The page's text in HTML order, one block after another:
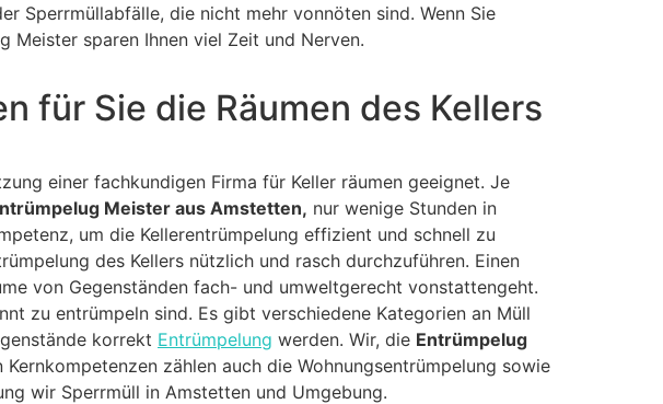
Sperrmüllabfälle, die nicht mehr vonnöten sind. Wenn Sie
Meister sparen Ihnen viel Zeit und Nerven.
für Sie die Räumen des Kellers
einer fachkundigen Firma für Keller räumen geeignet. Je
Meister aus Amstetten, nur wenige Stunden in
um die Kellerentrümpelung effizient und schnell zu
des Kellers nützlich und rasch durchzuführen. Einen
von Gegenständen fach- und umweltgerecht vonstattengeht.
zu entrümpeln sind. Es gibt verschiedene Kategorien an Müll
korrekt Entrümpelung werden. Wir, die Entrümpelug
zählen auch die Wohnungsentrümpelung sowie
wir Sperrmüll in Amstetten und Umgebung.